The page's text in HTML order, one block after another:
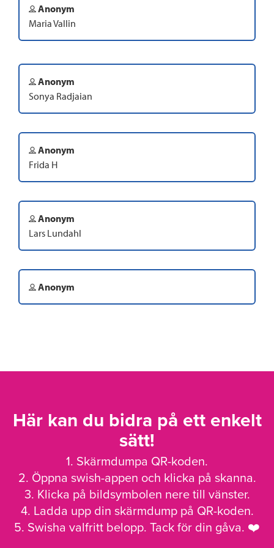
Anonym
Maria Vallin
Anonym
Sonya Radjaian
Anonym
Frida H
Anonym
Lars Lundahl
Anonym
Här kan du bidra på ett enkelt
sätt!
1. Skärmdumpa QR-koden.
2. Öppna swish-appen och klicka på skanna.
3. Klicka på bildsymbolen nere till vänster.
4. Ladda upp din skärmdump på QR-koden.
5. Swisha valfritt belopp. Tack för din gåva. ❤️